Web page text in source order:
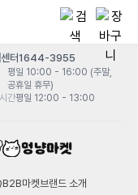
터1644-3955
평일 10:00 - 16:00 (주말,
공휴일 휴무)
간평일 12:00 - 13:00
B2B마켓 브랜드 소개